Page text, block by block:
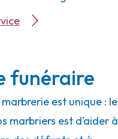
funéraire
est unique : le
marbriers est d’aider à